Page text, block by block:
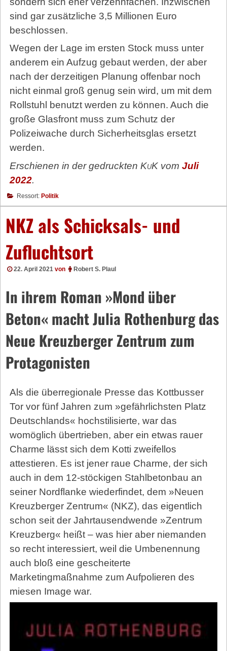
sind gar zusätzliche 3,5 Millionen Euro
beschlossen.
Wegen der Lage im ersten Stock muss unter
anderem ein Aufzug gebaut werden, der aber
nach der derzeitigen Planung offenbar noch
nicht einmal groß genug sein wird, um mit dem
Rollstuhl benutzt werden zu können. Auch die
große Glasfront muss zum Schutz der
Polizeiwache durch Sicherheitsglas ersetzt
werden.
Erschienen in der gedruckten KuKvom Juli
2022.
Ressort: Politik
NKZ als Schicksals- und
Zufluchtsort
22. April 2021 von Robert S. Plaul
In ihrem Roman »Mond über
Beton« macht Julia Rothenburg das
Neue Kreuzberger Zentrum zum
Protagonisten
Als die überregionale Presse das Kottbusser
Tor vor fünf Jahren zum »gefährlichsten Platz
Deutschlands« hochstilisierte, war das
womöglich übertrieben, aber ein etwas rauer
Charme lässt sich dem Kotti zweifellos
attestieren. Es ist jener raue Charme, der sich
auch in dem 12-stöckigen Stahlbetonbau an
seiner Nordflanke wiederfindet, dem »Neuen
Kreuzberger Zentrum« (NKZ), das eigentlich
schon seit der Jahrtausendwende »Zentrum
Kreuzberg« heißt – was hier aber niemanden
so recht interessiert, weil die Umbenennung
auch bloß eine gescheiterte
Marketingmaßnahme zum Aufpolieren des
miesen Image war.